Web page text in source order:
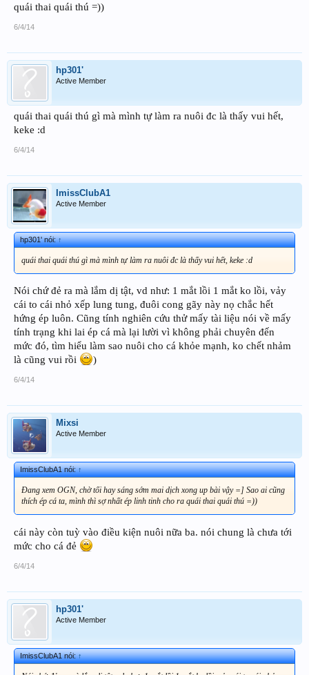
quái thai quái thú =))
6/4/14
hp301'
Active Member
quái thai quái thú gì mà mình tự làm ra nuôi đc là thấy vui hết,
keke :d
6/4/14
ImissClubA1
Active Member
hp301' nói:↑
quái thai quái thú gì mà mình tự làm ra nuôi đc là thấy vui hết, keke :d
Nói chứ đẻ ra mà lắm dị tật, vd như: 1 mắt lồi 1 mắt ko lồi, vảy
cái to cái nhỏ xếp lung tung, đuôi cong gãy này nọ chắc hết
hứng ép luôn. Cũng tính nghiên cứu thử mấy tài liệu nói về mấy
tính trạng khi lai ép cá mà lại lười vì không phải chuyên đến
mức đó, tìm hiểu làm sao nuôi cho cá khỏe mạnh, ko chết nhảm
là cũng vui rồi
)
6/4/14
Mixsi
Active Member
ImissClubA1 nói:↑
Đang xem OGN, chờ tối hay sáng sớm mai dịch xong up bài vậy =] Sao ai cũng
thích ép cá ta, mình thì sợ nhất ép linh tinh cho ra quái thai quái thú =))
cái này còn tuỳ vào điều kiện nuôi nữa ba. nói chung là chưa tới
mức cho cá đẻ
6/4/14
hp301'
Active Member
ImissClubA1 nói:↑